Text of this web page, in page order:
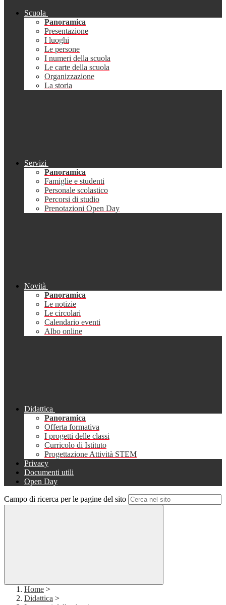
Scuola
Panoramica
Presentazione
I luoghi
Le persone
I numeri della scuola
Le carte della scuola
Organizzazione
La storia
Servizi
Panoramica
Famiglie e studenti
Personale scolastico
Percorsi di studio
Prenotazioni Open Day
Novità
Panoramica
Le notizie
Le circolari
Calendario eventi
Albo online
Didattica
Panoramica
Offerta formativa
I progetti delle classi
Curricolo di Istituto
Progettazione Attività STEM
Privacy
Documenti utili
Open Day
Campo di ricerca per le pagine del sito
Home >
Didattica >